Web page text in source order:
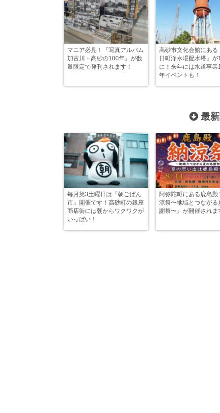
マニア必見！『写真アルバム
加古川・高砂の100年』が数
量限定で発刊されます！
高砂市文化会館にある
日町浄水場配水塔』が
に！来年には水道事業
年イベントも！
最
毎月第3土曜日は『朝ごぱん
市』開催です！高砂町の銀座
商店街には朝からワクワクが
いっぱい！
阿弥陀町にある鹿島殿
涼祭〜地域とつながる
謝祭〜』が開催されま